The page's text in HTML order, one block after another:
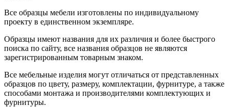
Все образцы мебели изготовлены по индивидуальному
проекту в единственном экземпляре.
Образцы имеют названия для их различия и более быстрого
поиска по сайту, все названия образцов не являются
зарегистрированным товарным знаком.
Все мебельные изделия могут отличаться от представленных
образцов по цвету, размеру, комплектации, фурнитуре, а также
способами монтажа и производителями комплектующих и
фурнитуры.